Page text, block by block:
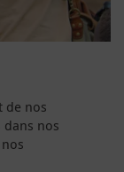
de nos
nos